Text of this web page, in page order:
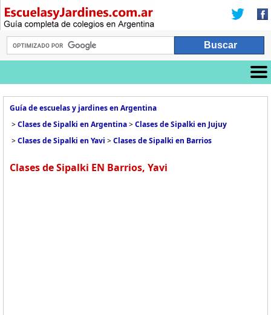
Guía de escuelas y jardines en Argentina
>Clases de Sipalki en Argentina>Clases de Sipalki en Jujuy
>Clases de Sipalki en Yavi >Clases de Sipalki en Barrios
Clases de Sipalki EN Barrios, Yavi